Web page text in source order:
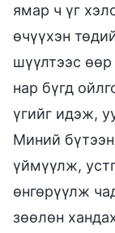
ямар ч үг
өчүүхэн
шүүлтээс өөр
нар бүгд
үгийг идэж,
Миний
үймүүлж,
өнгөрүүлж
зөөлөн